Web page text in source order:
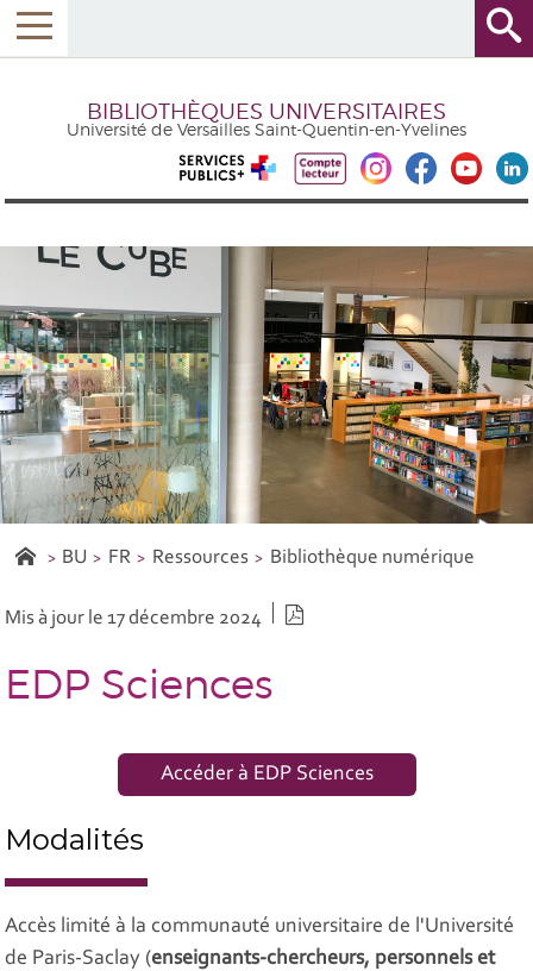
BIBLIOTHÈQUES UNIVERSITAIRES
Université de Versailles Saint-Quentin-en-Yvelines
BU FR Ressources Bibliothèque numérique
Mis à jour le 17 décembre 2024
EDP Sciences
Accéder à EDP Sciences
Modalités
Accès limité à la communauté universitaire de l'Université
de Paris-Saclay (enseignants-chercheurs, personnels et